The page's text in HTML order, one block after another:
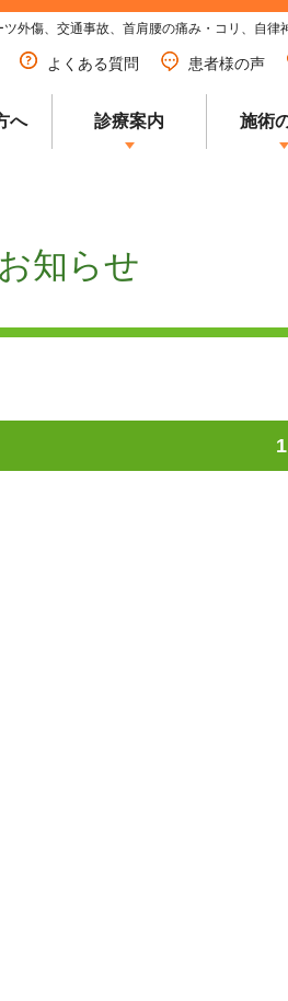
傷、交通事故、首肩腰の痛み・コリ、自律
よくある質問 患者様の声
へ 診療案内 施術
お知らせ
1